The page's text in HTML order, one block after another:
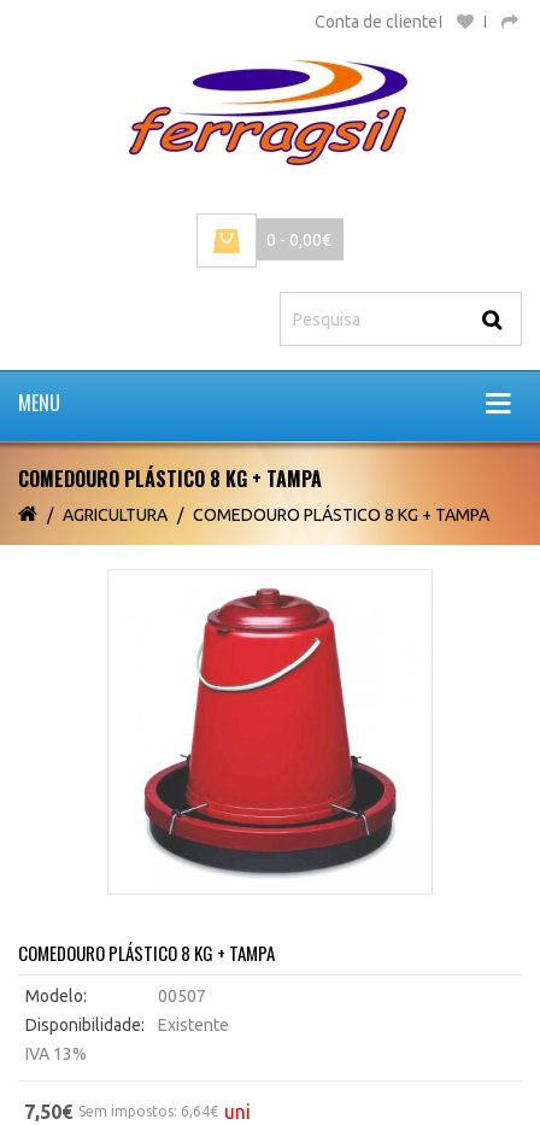
Conta de cliente
0 - 0,00€
MENU
COMEDOURO PLÁSTICO 8 KG + TAMPA
AGRICULTURA COMEDOURO PLÁSTICO 8 KG + TAMPA
COMEDOURO PLÁSTICO 8 KG + TAMPA
Modelo:
00507
Disponibilidade:
Existente
IVA 13%
7,50€ Sem impostos: 6,64€ uni